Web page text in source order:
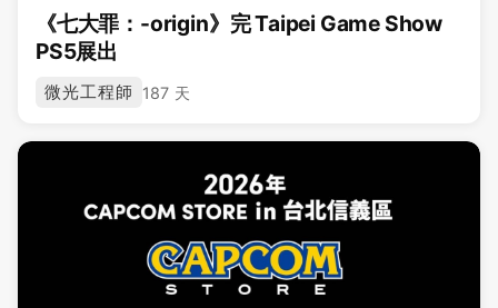
《七大罪：-origin》完 Taipei Game Show
PS5展出
微光工程師 187 天